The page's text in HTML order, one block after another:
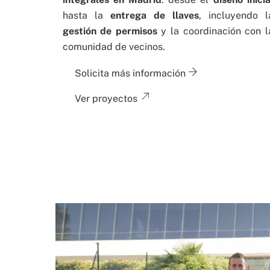
hasta la entrega de llaves, incluyendo
gestión de permisosy la coordinación con
comunidad de vecinos.
Solicita más información
Ver proyectos